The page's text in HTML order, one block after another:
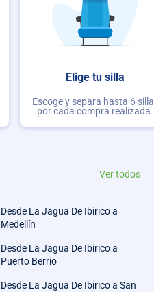
Elige tu silla
Escoge y separa hasta 6
por cada compra realizada.
Ver todos
Desde La Jagua De Ibirico a
Medellín
Desde La Jagua De Ibirico a
Puerto Berrio
Desde La Jagua De Ibirico a San